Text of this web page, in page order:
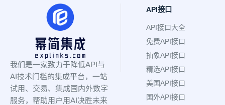
我们是一家致力于降低API与
AI技术门槛的集成平台，一站
试用、交易、集成国内外数字
服务，帮助用户用AI决胜未来
API接口
API接口大全
免费API接口
抽象API接口
精选API接口
美国API接口
国外API接口